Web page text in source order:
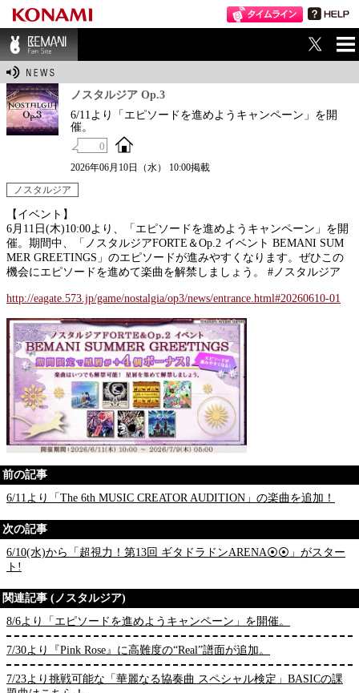
BEMANI Fan Sit
ノスタルジア Op.3
6/11より「エピソードを進めようキャンペーン」を開
催。
0
2026年06月10日（水） 10:00掲載
ノスタルジア
【イベント】
6月11日(木)10:00より、「エピソードを進めようキャンペーン」を開
催。期間中、「ノスタルジアFORTE＆Op.2 イベント BEMANI SUM
MER GREETINGS」のエピソードが進みやすくなります。ぜひこの
機会にエピソードを進めて楽曲を解禁しましょう。 #ノスタルジア
http://eagate.573.jp/game/nostalgia/op3/news/entrance.html#20260610-01
前の記事
6/11より「The 6th MUSIC CREATOR AUDITION」の楽曲を追加！
次の記事
6/10(水)から「超視力！第13回 ギタドラドンARENA⦿⦿」がスター
ト!
関連記事 (ノスタルジア)
8/6より「エピソードを進めようキャンペーン」を開催。
7/30より『Pink Rose』に高難度の“Real”譜面が追加。
7/23より挑戦可能な「華麗なる協奏曲 スペシャル検定」BASICの課